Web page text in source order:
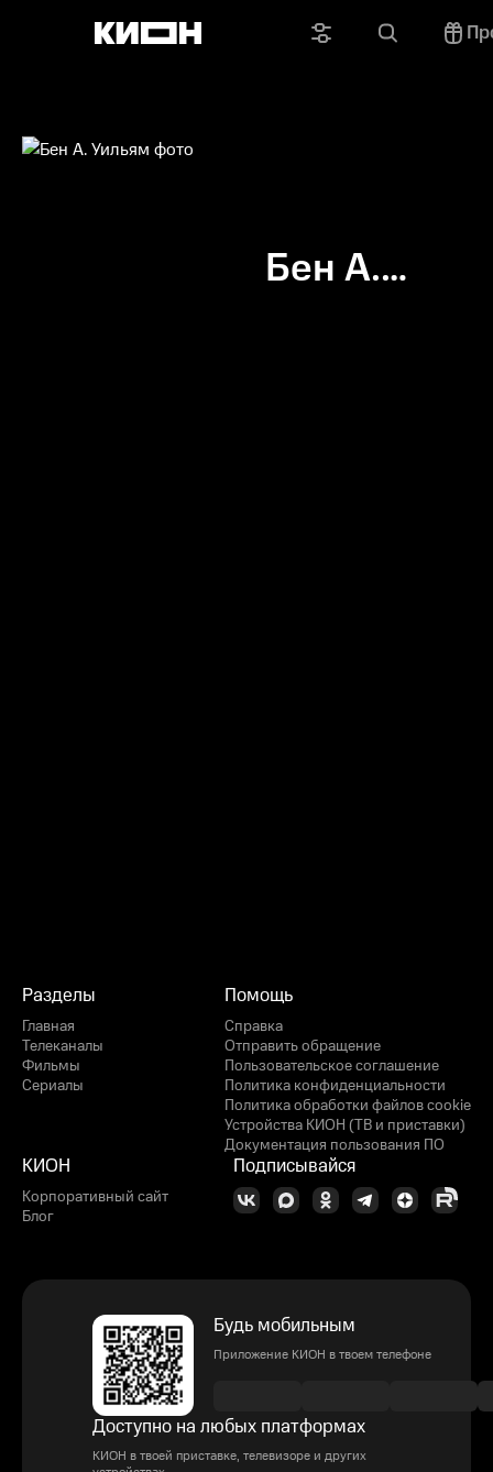
Бен А.
Разделы
Главная
Телеканалы
Фильмы
Сериалы
Помощь
Справка
Отправить обращение
Пользовательское соглашение
Политика конфиденциальности
Политика обработки файлов cookie
Устройства КИОН (ТВ и приставки)
Документация пользования ПО
КИОН
Корпоративный сайт
Блог
Подписывайся
Будь мобильным
Приложение КИОН в твоем телефоне
Доступно на любых платформах
КИОН в твоей приставке, телевизоре и других